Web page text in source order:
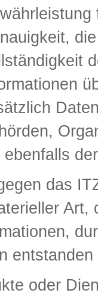
ebenfalls
das
oder